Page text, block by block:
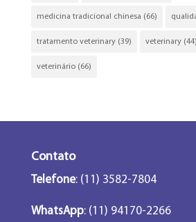
medicina tradicional chinesa (66)
tratamento veterinary(39) veterinary(44)
veterinário(66)
Contato
Telefone: (11) 3582-7804
WhatsApp: (11) 94170-2266